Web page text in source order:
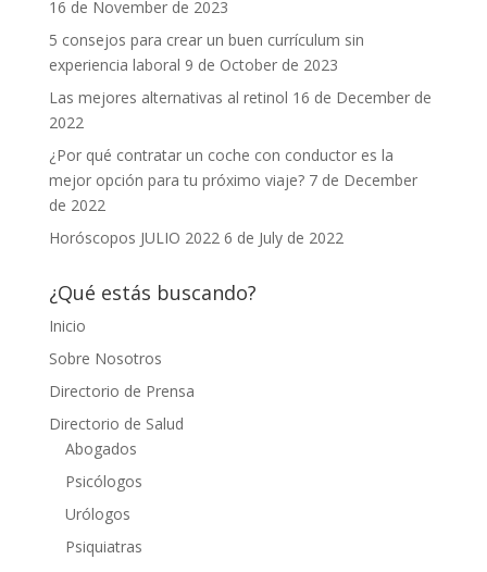
16 de November de 2023
5 consejos para crear un buen currículum sin
experiencia laboral 9 de October de 2023
Las mejores alternativas al retinol 16 de December de
2022
¿Por qué contratar un coche con conductor es la
mejor opción para tu próximo viaje? 7 de December
de 2022
Horóscopos JULIO 2022 6 de July de 2022
¿Qué estás buscando?
Inicio
Sobre Nosotros
Directorio de Prensa
Directorio de Salud
Abogados
Psicólogos
Urólogos
Psiquiatras